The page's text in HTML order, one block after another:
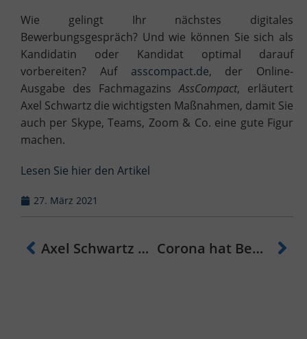
Wie gelingt Ihr nächstes digitales
Bewerbungsgespräch? Und wie können Sie sich als
Kandidatin oder Kandidat optimal darauf
vorbereiten? Auf asscompact.de, der Online-
Ausgabe des FachmagazinsAssCompact, erläutert
Axel Schwartz die wichtigsten Maßnahmen, damit Sie
auch per Skype, Teams, Zoom & Co. eine gute Figur
machen.
Lesen Sie hier den Artikel
27. März 2021
Axel Schwartz wirkt an erstem Podcast des VGA mit Corona hat Bewerbungen und Bewerbungsgespräche verändert – stellen Sie sich darauf ein!